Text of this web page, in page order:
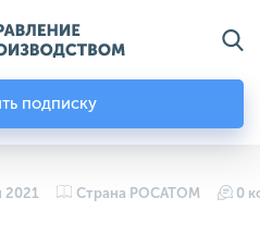
подписку
2021 Страна РОСАТОМ 0